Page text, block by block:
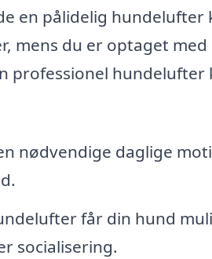
en pålidelig hundelufter
mens du er optaget med
professionel hundelufter
nødvendige daglige
får din hund
socialisering.